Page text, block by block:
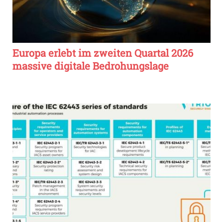
Europa erlebt im zweiten Quartal 2026
massive digitale Bedrohungslage